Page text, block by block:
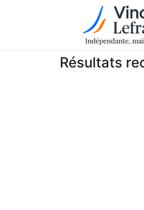
Résultats